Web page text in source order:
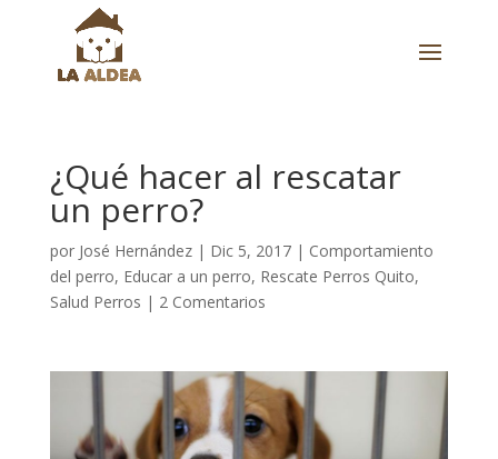
¿Qué hacer al rescatar
un perro?
por José Hernández| Dic 5, 2017| Comportamiento
del perro, Educar a un perro, Rescate Perros Quito,
Salud Perros | 2 Comentarios